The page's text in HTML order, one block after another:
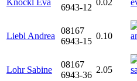
Knöckl Eva
6943-12
0.02
Liebl Andrea
08167
6943-15
0.10
Lohr Sabine
08167
6943-36
2.05